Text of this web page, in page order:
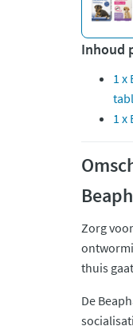
Inhoud
1 x
1 x
Zorg
thuis
De